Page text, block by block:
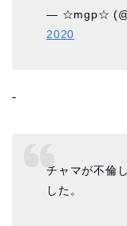
— ☆mgp☆
2020
‐
チャマが不倫
した。